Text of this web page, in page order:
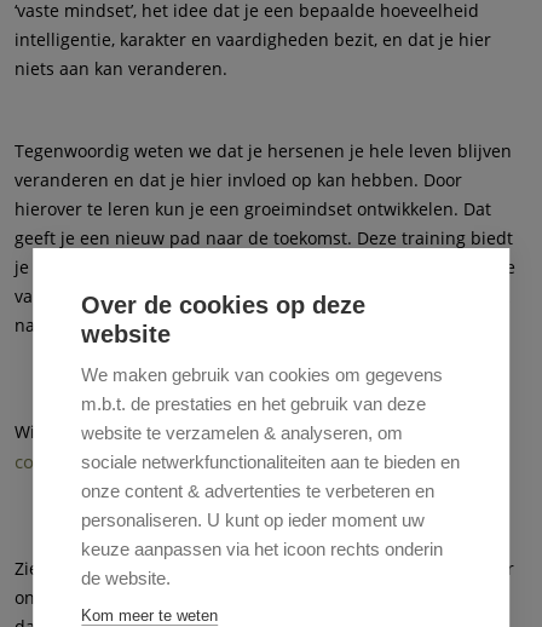
Over de cookies op deze
website
We maken gebruik van cookies om gegevens
m.b.t. de prestaties en het gebruik van deze
website te verzamelen & analyseren, om
sociale netwerkfunctionaliteiten aan te bieden en
onze content & advertenties te verbeteren en
personaliseren. U kunt op ieder moment uw
keuze aanpassen via het icoon rechts onderin
de website.
Kom meer te weten
‘vaste mindset’, het idee dat je een bepaalde hoeveelheid
intelligentie, karakter en vaardigheden bezit, en dat je hier
niets aan kan veranderen.
Tegenwoordig weten we dat je hersenen je hele leven blijven
veranderen en dat je hier invloed op kan hebben. Door
hierover te leren kun je een groeimindset ontwikkelen. Dat
geeft je een nieuw pad naar de toekomst. Deze training biedt
je handvatten om zo’n groeimindset te ontwikkelen. Zo kom je
van “Ik kan het niet”, naar “Ik kan het nóg niet” en uiteindelijk
naar “Ik kan het”.
Wil je een poster van deze activiteit om op te hangen? Neem
contact met ons op en wij sturen je deze toe.
Zie je hieronder geen beschikbare data? Schrijf je dan in voor
onze nieuwsbrief, zo houden we je op de hoogte van nieuwe